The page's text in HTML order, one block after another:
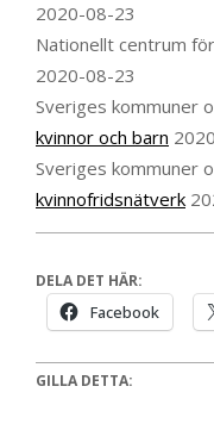
2020-08-23
Nationellt centrum
2020-08-23
Sveriges kommuner
kvinnor och barn
Sveriges kommuner
kvinnofridsnätverk
DELA DET HÄR:
Facebook
GILLA DETTA: